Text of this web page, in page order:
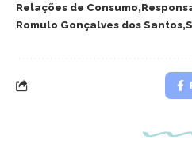
Relações de Consumo
Romulo Gonçalves dos Santos